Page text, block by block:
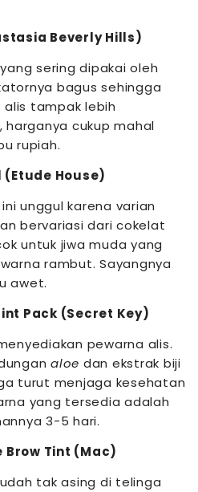
Beverly Hills)
sering dipakai oleh
bagus sehingga
tampak lebih
cukup mahal
rupiah.
House)
unggul karena varian
bervariasi dari cokelat
untuk jiwa muda yang
rambut. Sayangnya
awet.
Pack (Secret Key)
pewarna alis.
aloe dan ekstrak biji
turut menjaga kesehatan
yang tersedia adalah
3-5 hari.
Tint (Mac)
tak asing di telinga